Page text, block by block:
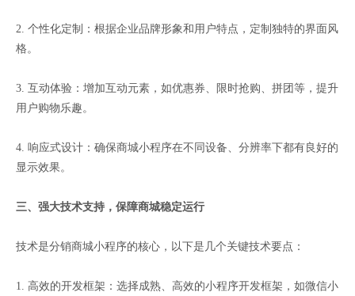
2. 个性化定制：根据企业品牌形象和用户特点，定制独特的界面风
格。
3. 互动体验：增加互动元素，如优惠券、限时抢购、拼团等，提升
用户购物乐趣。
4. 响应式设计：确保商城小程序在不同设备、分辨率下都有良好的
显示效果。
三、强大技术支持，保障商城稳定运行
技术是分销商城小程序的核心，以下是几个关键技术要点：
1. 高效的开发框架：选择成熟、高效的小程序开发框架，如微信小